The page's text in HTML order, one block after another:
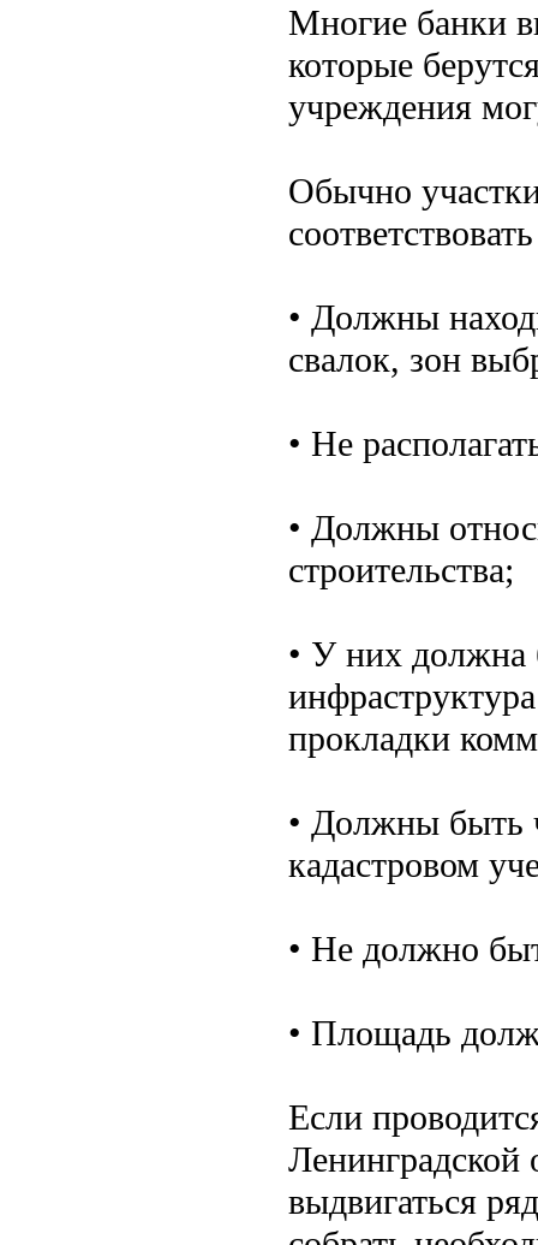
Многие банки
которые
учреждения
Обычно
• Должны
свалок, зон
• Не
• Должны
строительства;
• У них должна
прокладки
• Должны быть
кадастровом
• Не должно
• Площадь
Если
Ленинградской
выдвигаться